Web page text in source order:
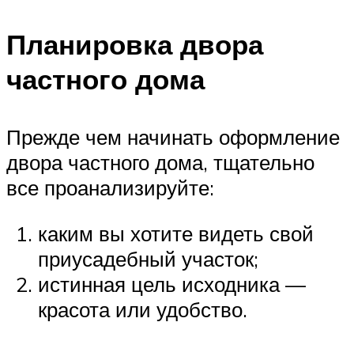
Планировка двора
частного дома
Прежде чем начинать оформление
двора частного дома, тщательно
все проанализируйте:
каким вы хотите видеть свой
приусадебный участок;
истинная цель исходника —
красота или удобство.